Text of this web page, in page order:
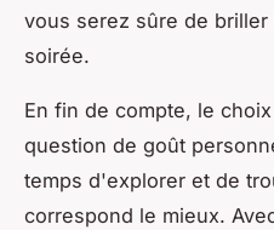
vous serez sûre de
soirée.
En fin de compte, le
question de goût
temps d'explorer et de
correspond le mieux.